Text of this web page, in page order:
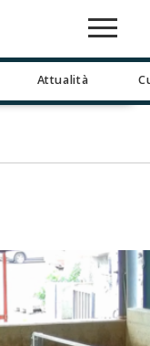
Attualità